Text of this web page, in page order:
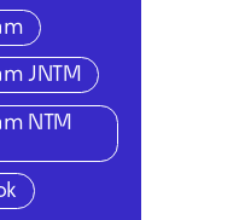
JNTM
NTM